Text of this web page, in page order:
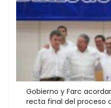
Gobierno y Farc
recta final del proceso